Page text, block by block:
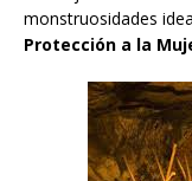
monstruosidades
Protección a la